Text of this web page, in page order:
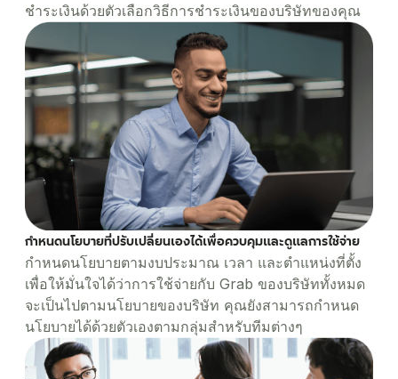
ชำระเงินด้วยตัวเลือกวิธีการชำระเงินของบริษัทของคุณ
กำหนดนโยบายที่ปรับเปลี่ยนเองได้เพื่อควบคุมและดูแลการใช้จ่าย
กำหนดนโยบายตามงบประมาณ เวลา และตำแหน่งที่ตั้ง
เพื่อให้มั่นใจได้ว่าการใช้จ่ายกับ Grab ของบริษัททั้งหมด
จะเป็นไปตามนโยบายของบริษัท คุณยังสามารถกำหนด
นโยบายได้ด้วยตัวเองตามกลุ่มสำหรับทีมต่างๆ